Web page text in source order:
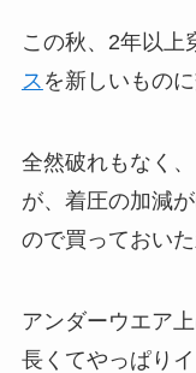
この秋、2年以上
ス を新しいもの
全然破れもなく
が、着圧の加減
ので買っておい
アンダーウエア
長くてやっぱり